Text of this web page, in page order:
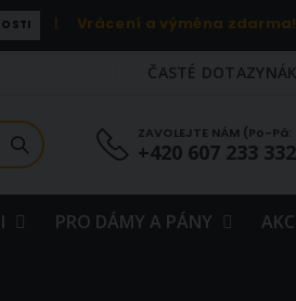
| Vrácení a výměna zdarma!
ČASTÉ DOTAZY
ZAVOLEJTE NÁM (Po-Pá:
+420 607 233 332
PRO DÁMY A PÁNY